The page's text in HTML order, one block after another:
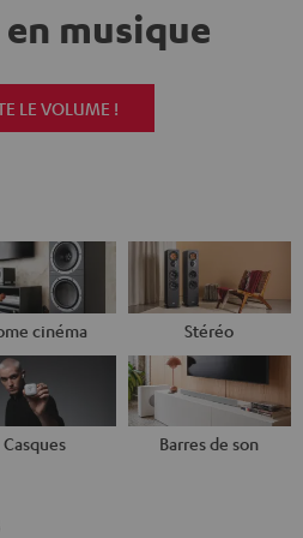
musique
LE VOLUME !
cinéma Stéréo
Casques Barres de son